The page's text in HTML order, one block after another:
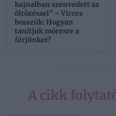
hajnalban szenvedett az
öltözéssel” – Vicces
bosszúk: Hogyan
tanítjuk móresre a
férjünket?
A cikk